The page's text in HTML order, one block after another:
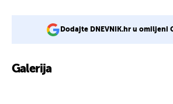
Dodajte DNEVNIK.hr u omiljeni
Galerija